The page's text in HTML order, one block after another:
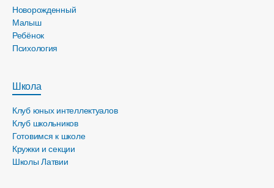
Новорожденный
Малыш
Ребёнок
Психология
Школа
Клуб юных интеллектуалов
Клуб школьников
Готовимся к школе
Кружки и секции
Школы Латвии